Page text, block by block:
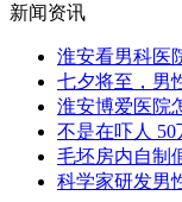
新闻资讯
淮安看男科医
七夕将至，男
淮安博爱医院
不是在吓人
毛坯房内自制
科学家研发男